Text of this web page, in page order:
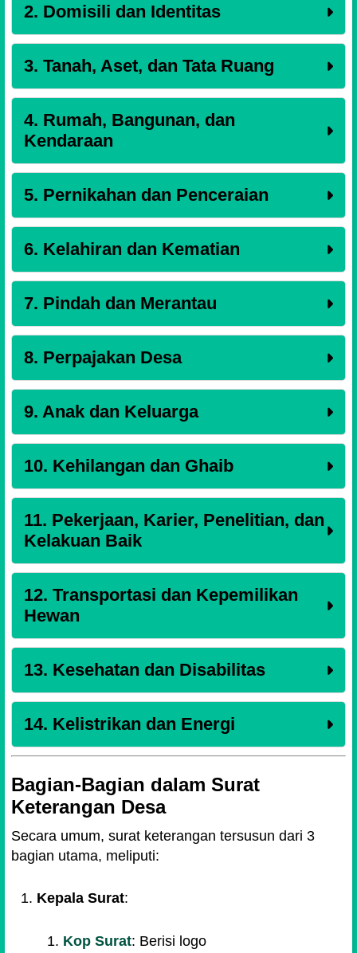
2. Domisili dan Identitas
3. Tanah, Aset, dan Tata Ruang
4. Rumah, Bangunan, dan
Kendaraan
5. Pernikahan dan Penceraian
6. Kelahiran dan Kematian
7. Pindah dan Merantau
8. Perpajakan Desa
9. Anak dan Keluarga
10. Kehilangan dan Ghaib
11. Pekerjaan, Karier, Penelitian, dan
Kelakuan Baik
12. Transportasi dan Kepemilikan
Hewan
13. Kesehatan dan Disabilitas
14. Kelistrikan dan Energi
Bagian-Bagian dalam Surat
Keterangan Desa
Secara umum, surat keterangan tersusun dari 3
bagian utama, meliputi:
Kepala Surat:
Kop Surat: Berisi logo